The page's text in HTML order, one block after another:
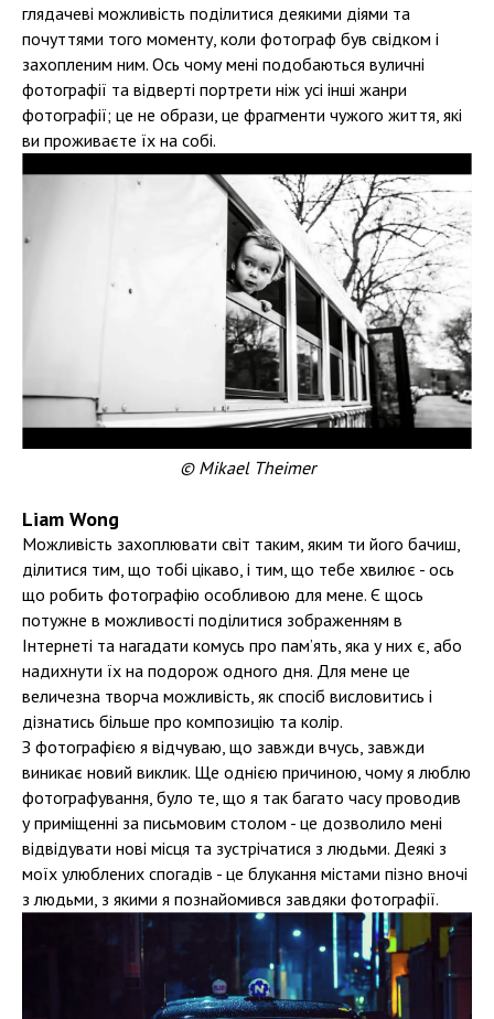
глядачеві можливість поділитися деякими діями та
почуттями того моменту, коли фотограф був свідком і
захопленим ним. Ось чому мені подобаються вуличні
фотографії та відверті портрети ніж усі інші жанри
фотографії; це не образи, це фрагменти чужого життя, які
ви проживаєте їх на собі.
© Mikael Theimer
Liam Wong
Можливість захоплювати світ таким, яким ти його бачиш,
ділитися тим, що тобі цікаво, і тим, що тебе хвилює - ось
що робить фотографію особливою для мене. Є щось
потужне в можливості поділитися зображенням в
Інтернеті та нагадати комусь про пам’ять, яка у них є, або
надихнути їх на подорож одного дня. Для мене це
величезна творча можливість, як спосіб висловитись і
дізнатись більше про композицію та колір.
З фотографією я відчуваю, що завжди вчусь, завжди
виникає новий виклик. Ще однією причиною, чому я люблю
фотографування, було те, що я так багато часу проводив
у приміщенні за письмовим столом - це дозволило мені
відвідувати нові місця та зустрічатися з людьми. Деякі з
моїх улюблених спогадів - це блукання містами пізно вночі
з людьми, з якими я познайомився завдяки фотографії.